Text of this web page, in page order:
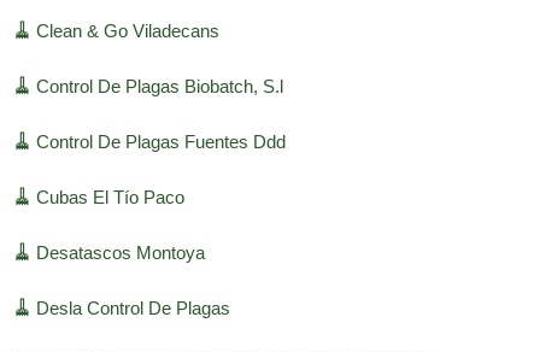
🧹 Clean & Go Viladecans
🧹 Control De Plagas Biobatch, S.l
🧹 Control De Plagas Fuentes Ddd
🧹 Cubas El Tío Paco
🧹 Desatascos Montoya
🧹 Desla Control De Plagas